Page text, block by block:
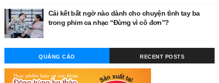
Cái kết bất ngờ nào dành cho chuyện tình tay ba
trong phim ca nhạc “Đừng vì cô đơn”?
QUẢNG CÁO RECENT POSTS